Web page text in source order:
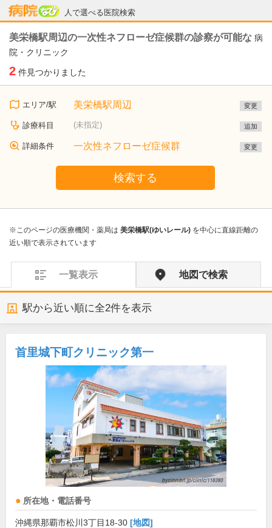
人で選べる医院検索
病院なび
美栄橋駅周辺の一次性ネフローゼ症候群の診察が可能な 病
院・クリニック
2 件見つかりました
エリア/駅 美栄橋駅周辺 変更
診療科目 (未指定) 追加
詳細条件 一次性ネフローゼ症候群 変更
検索する
※このページの医療機関・薬局は 美栄橋駅(ゆいレール) を中心に直線距離の
近い順で表示されています
一覧表示 地図で検索
駅から近い順に全2件を表示
首里城下町クリニック第一
所在地・電話番号
沖縄県那覇市松川3丁目18-30 [地図]